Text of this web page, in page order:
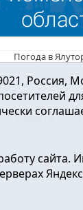
Погода в
Новости О
Россия,
сайта.